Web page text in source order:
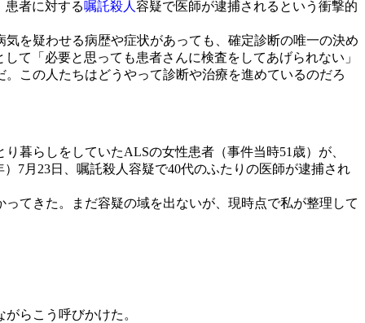
患者に対する嘱託殺人 容疑で医師が逮捕されるという衝撃的
を疑わせる病歴や症状があっても、確定診断の唯一の決め
て「必要と思っても患者さんに検査をしてあげられない」
この人たちはどうやって診断や治療を進めているのだろ
暮らしをしていたALSの女性患者（事件当時51歳）が、
7月23日、嘱託殺人容疑で40代のふたりの医師が逮捕され
てきた。まだ容疑の域を出ないが、現時点で私が整理して
らこう呼びかけた。